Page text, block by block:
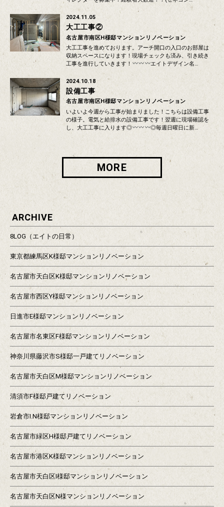
2024.11.05
大工工事②
名古屋市南区H様邸マンションリノベーション
大工工事を進めております。アーチ開口の入口のお部屋は
収納スペースになります！現場チェックも済み、引き続き
工事を進行していきます！
エイトデザイン名…
2024.10.18
設備工事
名古屋市南区H様邸マンションリノベーション
いよいよ今週から工事が始まりました！こちらは設備工事
の様子。電気と給排水の設備工事です！翌週に現場確認を
し、大工工事に入ります◎
◎毎週日曜日に新…
MORE
ARCHIVE
8LOG（エイトの日常）
東京都練馬区K様邸マンションリノベーション
名古屋市天白区K様邸マンションリノベーション
名古屋市西区Y様邸マンションリノベーション
日進市E様邸マンションリノベーション
名古屋市名東区F様邸マンションリノベーション
神奈川県藤沢市S様邸一戸建てリノベーション
名古屋市天白区M様邸マンションリノベーション
清須市F様邸戸建てリノベーション
岩倉市I.N様邸マンションリノベーション
名古屋市緑区H様邸戸建てリノベーション
名古屋市港区K様邸マンションリノベーション
名古屋市天白区I様邸マンションリノベーション
名古屋市天白区N様マンションリノベーション